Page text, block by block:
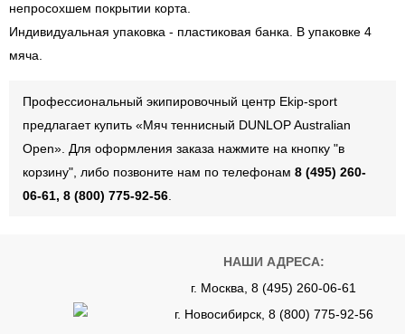
непросохшем покрытии корта.
Индивидуальная упаковка - пластиковая банка. В упаковке 4
мяча.
Профессиональный экипировочный центр Ekip-sport
предлагает купить «Мяч теннисный DUNLOP Australian
Open». Для оформления заказа нажмите на кнопку "в
корзину", либо позвоните нам по телефонам 8 (495) 260-
06-61, 8 (800) 775-92-56
НАШИ АДРЕСА:
г. Москва, 8 (495) 260-06-61
г. Новосибирск, 8 (800) 775-92-56